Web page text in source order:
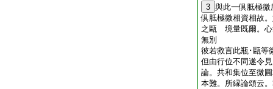
3 與此一倶胝極
倶胝極微相資相故
之甌 境量既爾。心
無別
彼若救言此瓶･甌等
但由行位不同遂令
論。共和集位至微
本難。所縁論頌云